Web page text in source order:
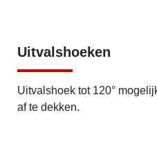
Uitvalshoeken
Uitvalshoek tot 120°
af te dekken.